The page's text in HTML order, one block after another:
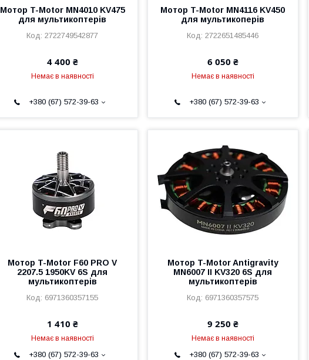
Мотор T-Motor MN4010 KV475
для мультикоптерів
2722749542877
4 400 ₴
Немає в наявності
+380 (67) 572-39-63
Мотор T-Motor MN4116 KV450
для мультикоперів
2722651485446
6 050 ₴
Немає в наявності
+380 (67) 572-39-63
Мотор T-Motor F60 PRO V
2207.5 1950KV 6S для
мультикоптерів
6971360357155
1 410 ₴
Немає в наявності
+380 (67) 572-39-63
Мотор T-Motor Antigravity
MN6007 II KV320 6S для
мультикоптерів
6971360357575
9 250 ₴
Немає в наявності
+380 (67) 572-39-63